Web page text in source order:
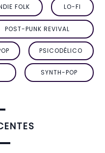
FOLK LO-FI
POST-PUNK REVIVAL
PSICODÉLICO
SYNTH-POP